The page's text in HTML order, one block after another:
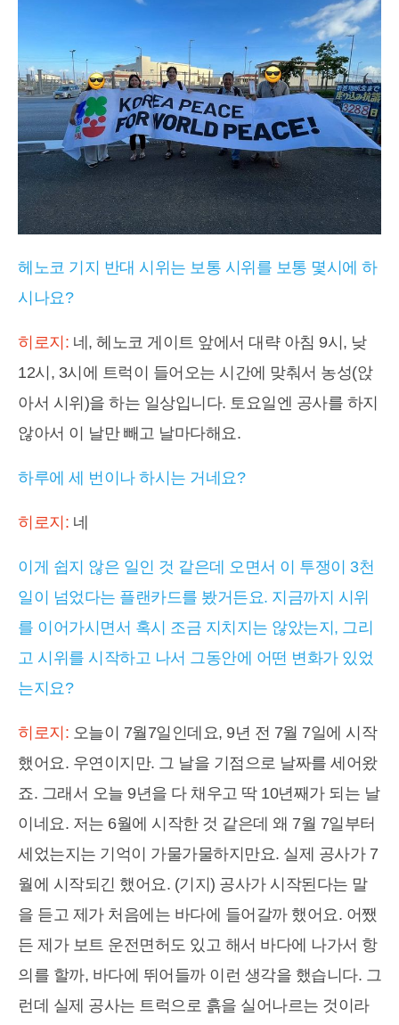
헤노코 기지 반대 시위는 보통 시위를 보통 몇시에 하
시나요?
히로지: 네, 헤노코 게이트 앞에서 대략 아침 9시, 낮
12시, 3시에 트럭이 들어오는 시간에 맞춰서 농성(앉
아서 시위)을 하는 일상입니다. 토요일엔 공사를 하지
않아서 이 날만 빼고 날마다해요.
하루에 세 번이나 하시는 거네요?
히로지: 네
이게 쉽지 않은 일인 것 같은데 오면서 이 투쟁이 3천
일이 넘었다는 플랜카드를 봤거든요. 지금까지 시위
를 이어가시면서 혹시 조금 지치지는 않았는지, 그리
고 시위를 시작하고 나서 그동안에 어떤 변화가 있었
는지요?
히로지: 오늘이 7월7일인데요, 9년 전 7월 7일에 시작
했어요. 우연이지만. 그 날을 기점으로 날짜를 세어왔
죠. 그래서 오늘 9년을 다 채우고 딱 10년째가 되는 날
이네요. 저는 6월에 시작한 것 같은데 왜 7월 7일부터
세었는지는 기억이 가물가물하지만요. 실제 공사가 7
월에 시작되긴 했어요. (기지) 공사가 시작된다는 말
을 듣고 제가 처음에는 바다에 들어갈까 했어요. 어쨌
든 제가 보트 운전면허도 있고 해서 바다에 나가서 항
의를 할까, 바다에 뛰어들까 이런 생각을 했습니다. 그
런데 실제 공사는 트럭으로 흙을 실어나르는 것이라